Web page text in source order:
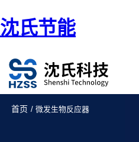
沈氏节能
首页 / 微发生物反应器